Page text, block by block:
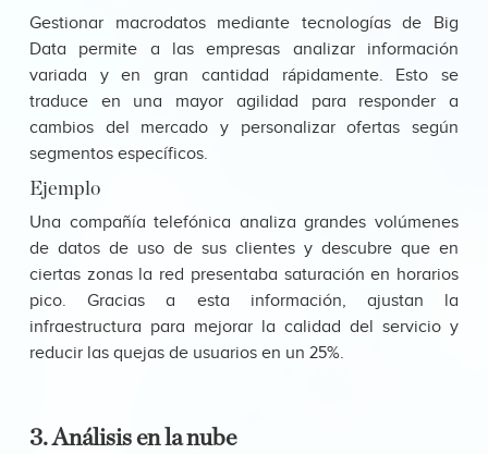
Gestionar macrodatos mediante tecnologías de Big
Data permite a las empresas analizar información
variada y en gran cantidad rápidamente. Esto se
traduce en una mayor agilidad para responder a
cambios del mercado y personalizar ofertas según
segmentos específicos.
Ejemplo
Una compañía telefónica analiza grandes volúmenes
de datos de uso de sus clientes y descubre que en
ciertas zonas la red presentaba saturación en horarios
pico. Gracias a esta información, ajustan la
infraestructura para mejorar la calidad del servicio y
reducir las quejas de usuarios en un 25%.
3. Análisis en la nube